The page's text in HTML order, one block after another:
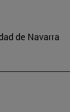
de Navarra